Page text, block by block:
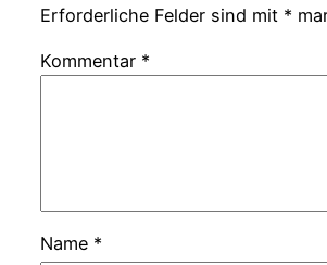
Erforderliche Felder sind mit *
Kommentar *
Name *